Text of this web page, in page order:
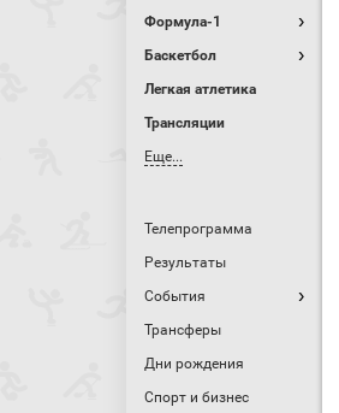
Формула-1
Баскетбол
Легкая атлетика
Трансляции
Еще...
Телепрограмма
Результаты
События
Трансферы
Дни рождения
Спорт и бизнес